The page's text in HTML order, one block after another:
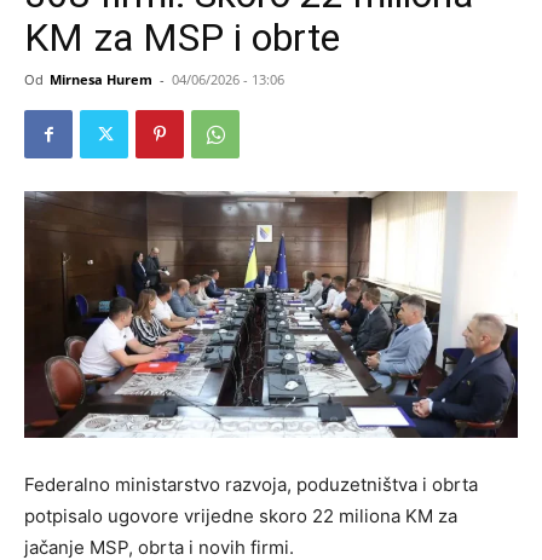
KM za MSP i obrte
Od Mirnesa Hurem - 04/06/2026 - 13:06
Federalno ministarstvo razvoja, poduzetništva i obrta
potpisalo ugovore vrijedne skoro 22 miliona KM za
jačanje MSP, obrta i novih firmi.